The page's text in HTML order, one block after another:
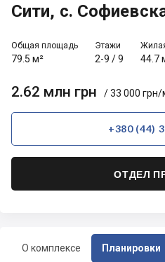
О комплексе Планировки
Сити, с.
Общая площадь
79.5 м²
Этажи
2-9 /9 44.7
2.62 млн грн / 33 000 грн/
+380 (44)
ОТДЕЛ